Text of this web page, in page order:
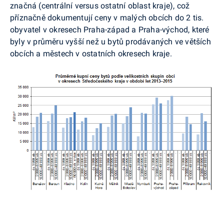
značná (centrální versus ostatní oblast kraje), což
příznačně dokumentují ceny v malých obcích do 2 tis.
obyvatel v okresech Praha-západ a Praha-východ, které
byly v průměru vyšší než u bytů prodávaných ve větších
obcích a městech v ostatních okresech kraje.